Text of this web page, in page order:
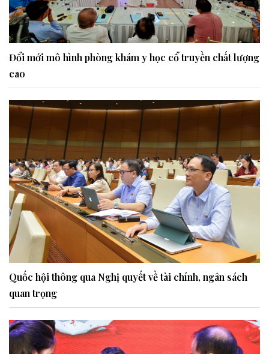
Đổi mới mô hình phòng khám y học cổ truyền chất lượng
cao
Quốc hội thông qua Nghị quyết về tài chính, ngân sách
quan trọng